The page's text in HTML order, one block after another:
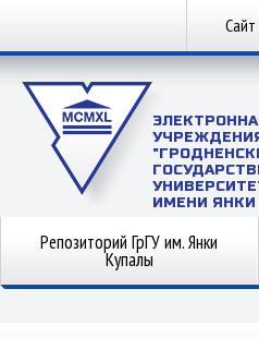
ИМЕНИ
Репозиторий ГрГУ им. Янки
Купалы